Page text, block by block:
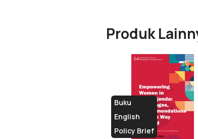
Produk
Buku
English
Policy Brief